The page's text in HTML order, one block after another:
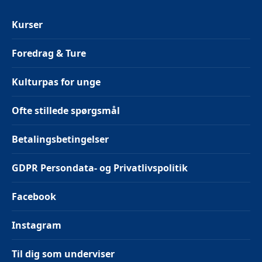
Kurser
Foredrag & Ture
Kulturpas for unge
Ofte stillede spørgsmål
Betalingsbetingelser
GDPR Persondata- og Privatlivspolitik
Facebook
Instagram
Til dig som underviser